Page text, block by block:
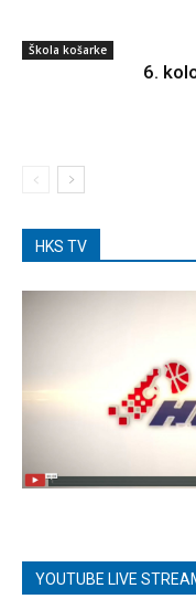
Škola košarke
6.
HKS TV
YOUTUBE LIVE